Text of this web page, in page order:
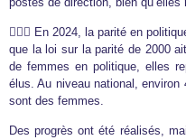
🤷🏽‍♀️ En 2024, la parité en
que la loi sur la parité de 2000
de femmes en politique, elles
élus. Au niveau national,
sont des femmes.
Des progrès ont été réalisés,